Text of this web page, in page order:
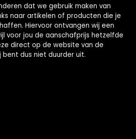
dat we gebruik maken van
naar artikelen of producten die je
Hiervoor ontvangen wij een
voor jou de aanschafprijs hetzelfde
direct op de website van de
dus niet duurder uit.